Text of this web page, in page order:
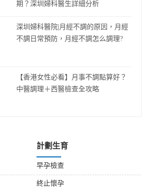
期？深圳婦科醫生詳細分析
深圳婦科醫院|月經不調的原因，月經
不調日常預防，月經不調怎么調理?
【香港女性必看】月事不調點算好？
中醫調理＋西醫檢查全攻略
計劃生育
早孕檢查
終止懷孕